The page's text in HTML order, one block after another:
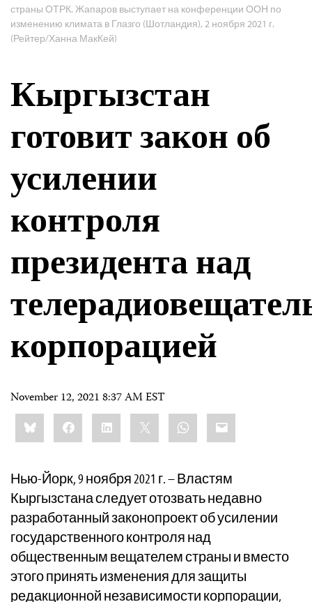
страны ОТРК. Жапаров выступает на конференции ООН по
изменению климата в Глазго (Шотландия), 2 ноября 2021 г.
(Рейтер/Ханна МакКей)
Кыргызстан
готовит закон об
усилении
контроля
президента над
корпорацией
November 12, 2021 8:37 AM EST
Share
this:BlueskyFacebookLinkedIn WhatsApp
Email
Нью-Йорк, 9 ноября 2021 г. – Властям
Кыргызстана следует отозвать недавно
разработанный законопроект об усилении
государственного контроля над
общественным вещателем страны и вместо
этого принять изменения для защиты
редакционной независимости корпорации,